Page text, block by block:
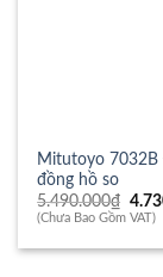
Mitutoyo 7032B
đồng hồ so
5.490.000₫ Giá
gốc
(Chưa Bao Gồm VAT)